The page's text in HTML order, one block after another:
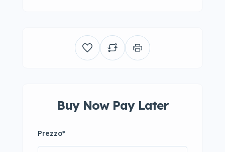
Buy Now Pay Later
Prezzo*